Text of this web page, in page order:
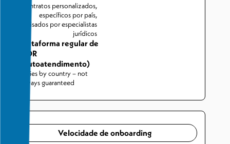
Contratos personalizados,
específicos por país,
revisados por especialistas
jurídicos
Plataforma regular de
AOR
(autoatendimento)
Varies by country – not
always guaranteed
Velocidade de onboarding